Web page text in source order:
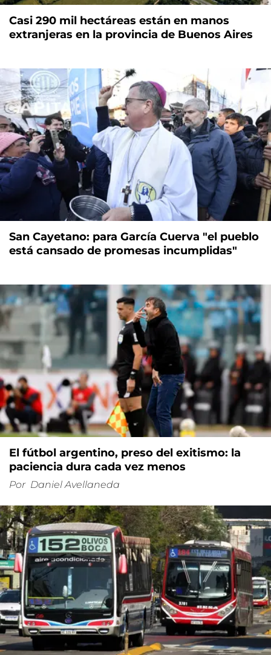
Casi 290 mil hectáreas están en manos
extranjeras en la provincia de Buenos Aires
San Cayetano: para García Cuerva "el pueblo
está cansado de promesas incumplidas"
El fútbol argentino, preso del exitismo: la
paciencia dura cada vez menos
Por Daniel Avellaneda